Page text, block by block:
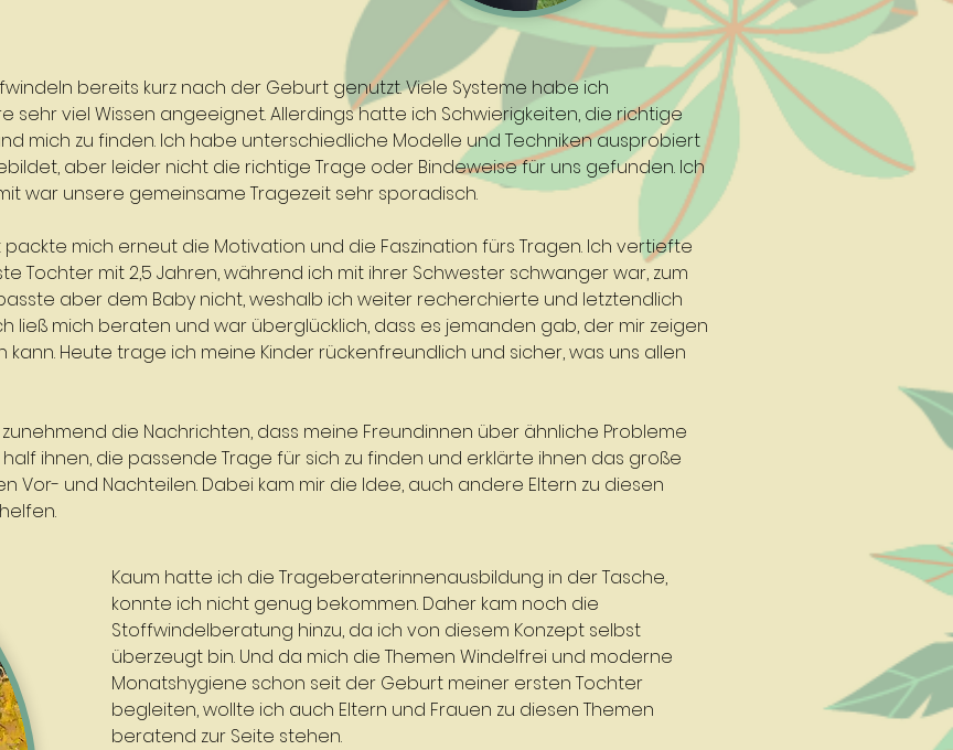
bereits kurz nach der Geburt genutzt. Viele Systeme habe ich
sehr viel Wissen angeeignet. Allerdings hatte ich Schwierigkeiten, die richtige
mich zu finden. Ich habe unterschiedliche Modelle und Techniken ausprobiert
aber leider nicht die richtige Trage oder Bindeweise für uns gefunden. Ich
war unsere gemeinsame Tragezeit sehr sporadisch.
mich erneut die Motivation und die Faszination fürs Tragen. Ich vertiefte
Tochter mit 2,5 Jahren, während ich mit ihrer Schwester schwanger war, zum
aber dem Baby nicht, weshalb ich weiter recherchierte und letztendlich
ließ mich beraten und war überglücklich, dass es jemanden gab, der mir zeigen
Heute trage ich meine Kinder rückenfreundlich und sicher, was uns allen
die Nachrichten, dass meine Freundinnen über ähnliche Probleme
ihnen, die passende Trage für sich zu finden und erklärte ihnen das große
Vor- und Nachteilen. Dabei kam mir die Idee, auch andere Eltern zu diesen
Kaum hatte ich die Trageberaterinnenausbildung in der Tasche,
konnte ich nicht genug bekommen. Daher kam noch die
Stoffwindelberatung hinzu, da ich von diesem Konzept selbst
überzeugt bin. Und da mich die Themen Windelfrei und moderne
Monatshygiene schon seit der Geburt meiner ersten Tochter
begleiten, wollte ich auch Eltern und Frauen zu diesen Themen
beratend zur Seite stehen.